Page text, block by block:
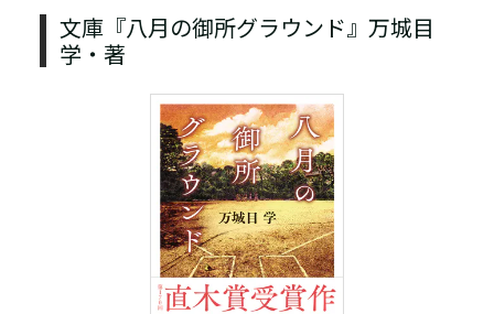
文庫『八月の御所グラウンド』万城目
学・著